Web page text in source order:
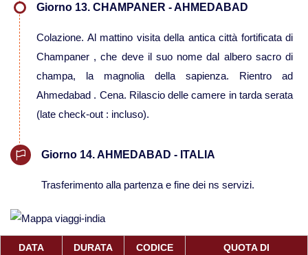
Giorno 13. CHAMPANER - AHMEDABAD
Colazione. Al mattino visita della antica città fortificata di
Champaner , che deve il suo nome dal albero sacro di
champa, la magnolia della sapienza. Rientro ad
Ahmedabad . Cena. Rilascio delle camere in tarda serata
(late check-out : incluso).
Giorno 14. AHMEDABAD - ITALIA
Trasferimento alla partenza e fine dei ns servizi.
DATA
DURATA
CODICE
QUOTA DI